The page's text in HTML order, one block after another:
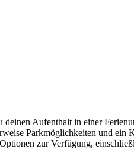
Aufenthalt in einer
Parkmöglichkeiten und ein
zur Verfügung,